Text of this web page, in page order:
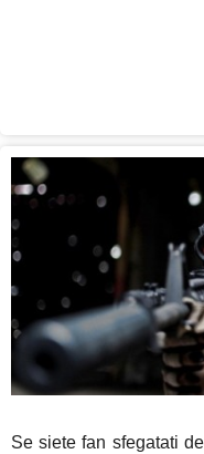
Se siete fan sfegatati